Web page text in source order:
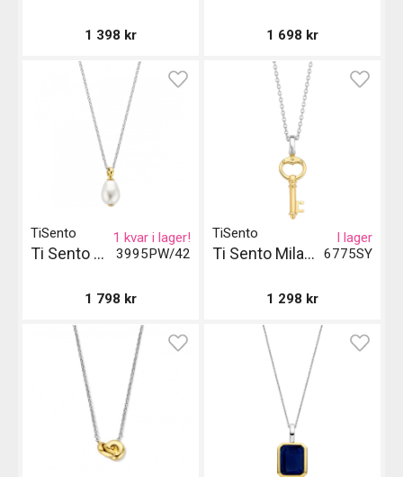
1 398 kr 1 698 kr
3995PW/42
TiSento
Ti Sento Milano Halsband - Silver/vit/guld
1 kvar i lager!
1 798 kr
6775SY
TiSento
Ti Sento Milano Pendant - Guld
I lager
1 298 kr